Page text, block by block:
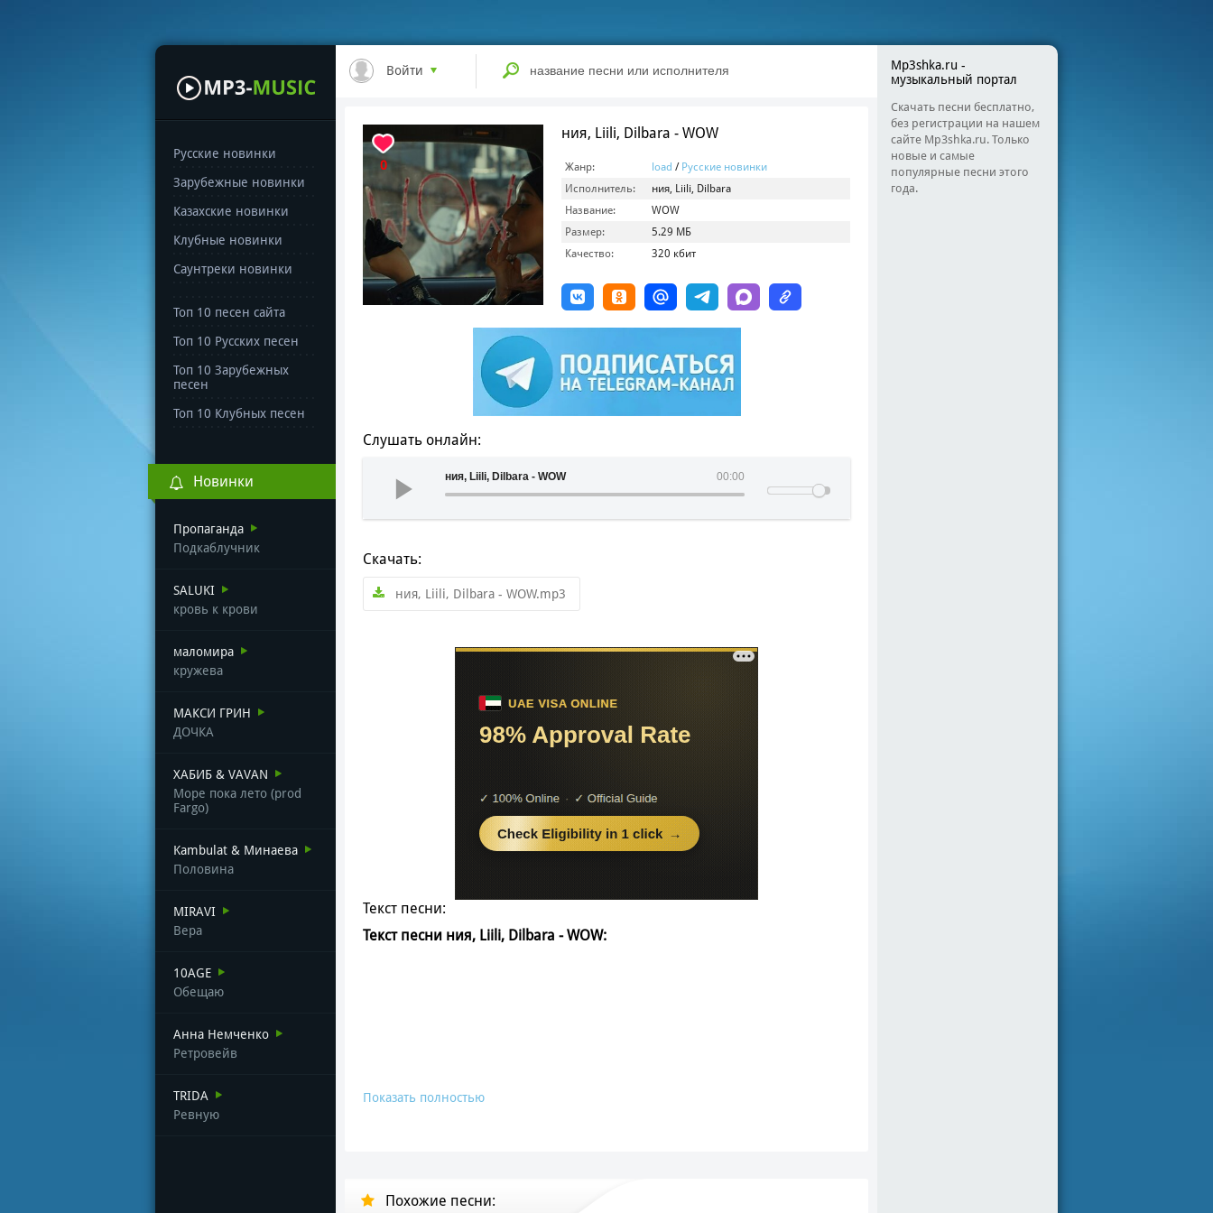
Русские новинки
Зарубежные новинки
Казахские новинки
Клубные новинки
Саунтреки новинки
Топ 10 песен сайта
Топ 10 Русских песен
Топ 10 Зарубежных
песен
Топ 10 Клубных песен
Новинки
Пропаганда
Подкаблучник
SALUKI
кровь к крови
маломира
кружева
МАКСИ ГРИН
ДОЧКА
ХАБИБ & VAVAN
Море пока лето (prod
Fargo)
Kambulat & Минаева
Половина
MIRAVI
Вера
10AGE
Обещаю
Анна Немченко
Ретровейв
TRIDA
Ревную
Войти
0
ния, Liili, Dilbara - WOW
Жанр: load / Русские новинки
Исполнитель:
ния, Liili, Dilbara
Название:
WOW
Размер:
5.29 МБ
Качество:
320 кбит
Слушать онлайн:
00:00
ния, Liili, Dilbara - WOW
Скачать:
ния, Liili, Dilbara - WOW.mp3
Текст песни:
Текст песни ния, Liili, Dilbara - WOW:
Показать полностью
Похожие песни:
Mp3shka.ru -
музыкальный портал
Скачать песни бесплатно,
без регистрации на нашем
сайте Mp3shka.ru. Только
новые и самые
популярные песни этого
года.